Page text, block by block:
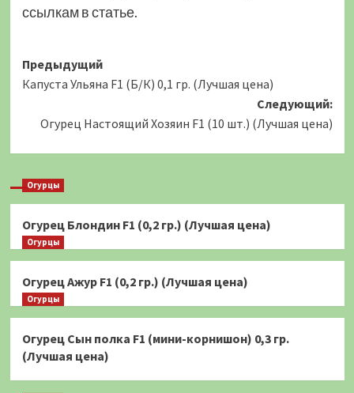
ссылкам в статье.
Навигация
записи
Предыдущий
Капуста Ульяна F1 (Б/К) 0,1 гр. (Лучшая цена)
Следующий:
Огурец Настоящий Хозяин F1 (10 шт.) (Лучшая цена)
Огурцы
Огурец Блондин F1 (0,2 гр.) (Лучшая цена)
Огурцы
Огурец Ажур F1 (0,2 гр.) (Лучшая цена)
Огурцы
Огурец Сын полка F1 (мини-корнишон) 0,3 гр.
(Лучшая цена)